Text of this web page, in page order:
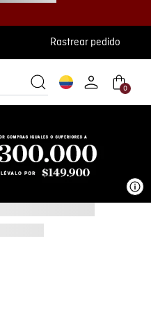
Rastrear pedido
0